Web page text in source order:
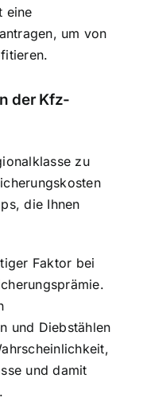
eine
um von
der Kfz-
zu
die Ihnen
Faktor bei
und Diebstählen
und damit